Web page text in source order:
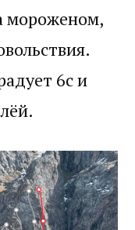
мороженом,
6с и